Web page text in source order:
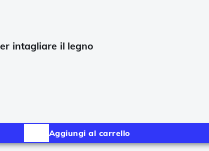
intagliare il legno
Aggiungi al carrello